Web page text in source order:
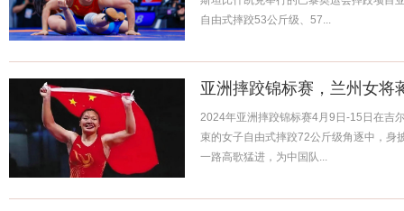
自由式摔跤53公斤级、57...
亚洲摔跤锦标赛，兰州女将
2024年亚洲摔跤锦标赛4月9日-15日在吉
束的女子自由式摔跤72公斤级角逐中，身
一路高歌猛进，为中国队...